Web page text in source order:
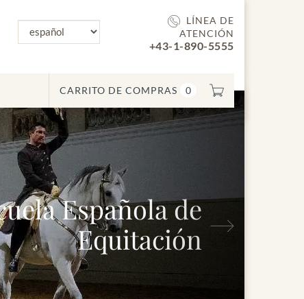
LÍNEA DE
ATENCIÓN
+43-1-890-5555
CARRITO DE COMPRAS 0
Española de
Equitación